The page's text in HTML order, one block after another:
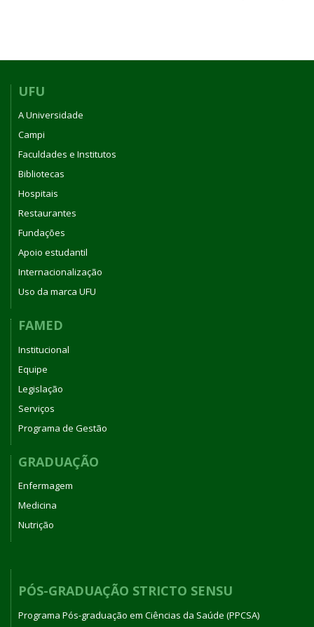
UFU
A Universidade
Campi
Faculdades e Institutos
Bibliotecas
Hospitais
Restaurantes
Fundações
Apoio estudantil
Internacionalização
Uso da marca UFU
FAMED
Institucional
Equipe
Legislação
Serviços
Programa de Gestão
GRADUAÇÃO
Enfermagem
Medicina
Nutrição
PÓS-GRADUAÇÃO STRICTO SENSU
Programa Pós-graduação em Ciências da Saúde (PPCSA)